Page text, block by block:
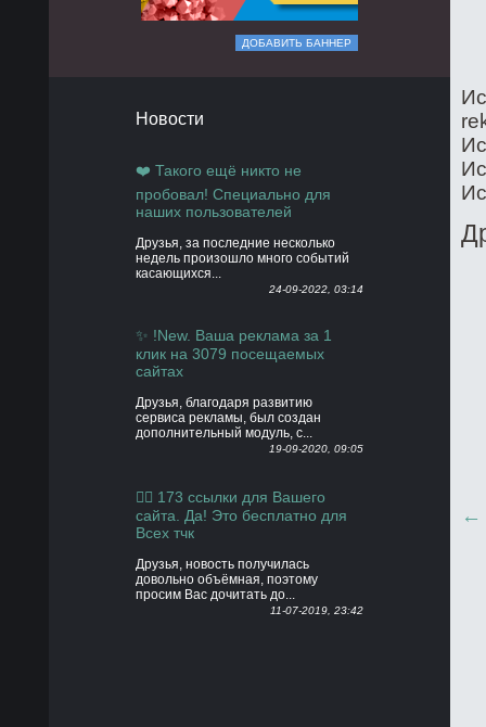
ДОБАВИТЬ БАННЕР
Новости
❤️ Такого ещё никто не
пробовал! Специально для
наших пользователей
Друзья, за последние несколько
недель произошло много событий
касающихся...
24-09-2022, 03:14
✨ !New. Ваша реклама за 1
клик на 3079 посещаемых
сайтах
Друзья, благодаря развитию
сервиса рекламы, был создан
дополнительный модуль, с...
19-09-2020, 09:05
👍🏻 173 ссылки для Вашего
сайта. Да! Это бесплатно для
Всех тчк
Друзья, новость получилась
довольно объёмная, поэтому
просим Вас дочитать до...
11-07-2019, 23:42
←